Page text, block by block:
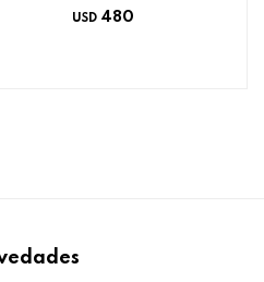
USD 480